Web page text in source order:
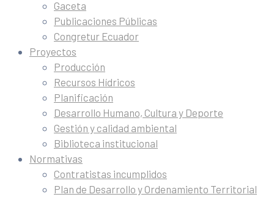
Gaceta
Publicaciones Públicas
Congretur Ecuador
Proyectos
Producción
Recursos Hídricos
Planificación
Desarrollo Humano, Cultura y Deporte
Gestión y calidad ambiental
Biblioteca institucional
Normativas
Contratistas incumplidos
Plan de Desarrollo y Ordenamiento Territorial